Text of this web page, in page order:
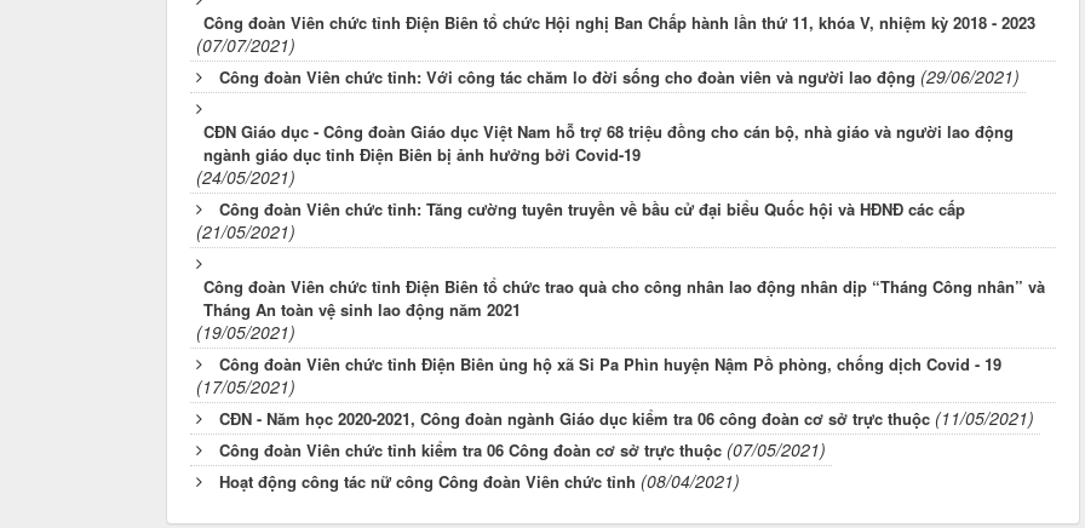
Công đoàn Viên chức tỉnh Điện Biên tổ chức Hội nghị Ban Chấp hành lần thứ 11, khóa V, nhiệm kỳ 2018 - 2023
(07/07/2021)
Công đoàn Viên chức tỉnh: Với công tác chăm lo đời sống cho đoàn viên và người lao động (29/06/2021)
CĐN Giáo dục - Công đoàn Giáo dục Việt Nam hỗ trợ 68 triệu đồng cho cán bộ, nhà giáo và người lao động
ngành giáo dục tỉnh Điện Biên bị ảnh hưởng bởi Covid-19
(24/05/2021)
Công đoàn Viên chức tỉnh: Tăng cường tuyên truyền về bầu cử đại biểu Quốc hội và HĐNĐ các cấp
(21/05/2021)
Công đoàn Viên chức tỉnh Điện Biên tổ chức trao quà cho công nhân lao động nhân dịp “Tháng Công nhân” và
Tháng An toàn vệ sinh lao động năm 2021
(19/05/2021)
Công đoàn Viên chức tỉnh Điện Biên ủng hộ xã Si Pa Phìn huyện Nậm Pồ phòng, chống dịch Covid - 19
(17/05/2021)
CĐN - Năm học 2020-2021, Công đoàn ngành Giáo dục kiểm tra 06 công đoàn cơ sở trực thuộc (11/05/2021)
Công đoàn Viên chức tỉnh kiểm tra 06 Công đoàn cơ sở trực thuộc (07/05/2021)
Hoạt động công tác nữ công Công đoàn Viên chức tỉnh (08/04/2021)